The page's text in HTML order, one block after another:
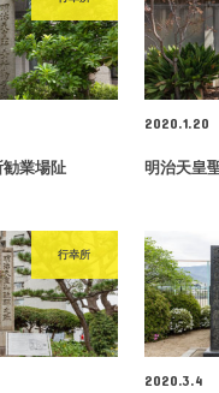
勧業場阯
2020.1.20
明治天皇
行幸所
2020.3.4